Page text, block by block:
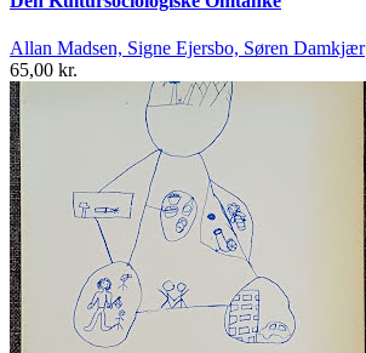
Allan Madsen, Signe Ejersbo, Søren Damkjær
65,00 kr.